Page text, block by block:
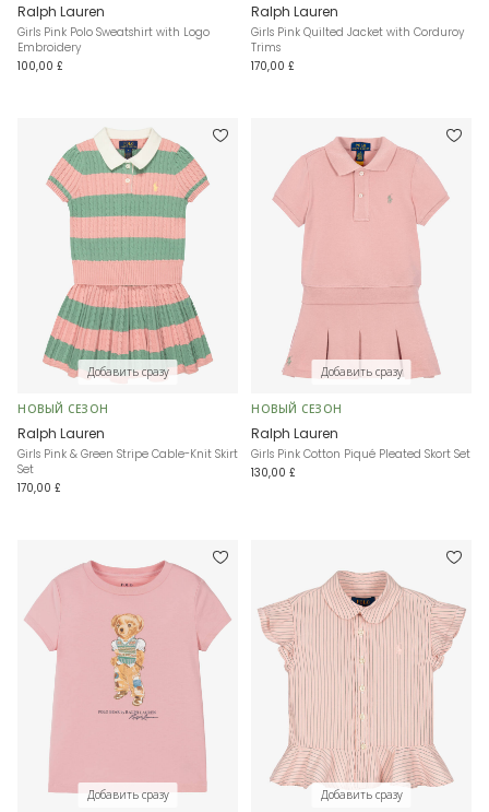
Ralph Lauren
Girls Pink Polo Sweatshirt with Logo
Embroidery
100,00 £
Ralph Lauren
Girls Pink Quilted Jacket with Corduroy
Trims
170,00 £
Добавить сразу
НОВЫЙ СЕЗОН
Ralph Lauren
Girls Pink & Green Stripe Cable-Knit Skirt
Set
170,00 £
Добавить сразу
НОВЫЙ СЕЗОН
Ralph Lauren
Girls Pink Cotton Piqué Pleated Skort Set
130,00 £
Добавить сразу Добавить сразу